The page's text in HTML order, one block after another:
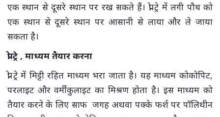
एक स्थान से दूसरे स्थान पर रख सकते हैं। प्रो ट्रे में लगी पौध को
एक स्थान से दूसरे स्थान पर आसानी से लाया और ले जाया
सकता है।
प्रो ट्रे , माध्यम तैयार करना
प्रो ट्रे में मिट्टी रहित माध्यम भरा जाता है। यह माध्यम कोकोपिट,
परलाइट और वर्मीकुलाइट का मिश्रण होता है। इस माध्यम को
तैयार करने के लिए साफ जगह अथवा पक्के फर्श पर पॉलिथीन